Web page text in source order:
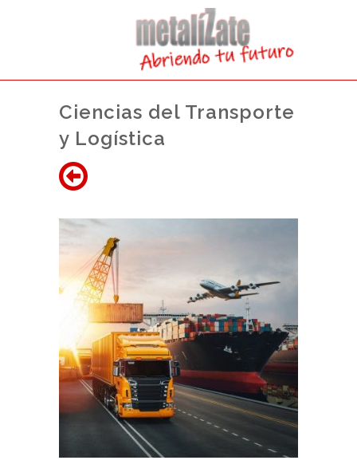
Ciencias del Transporte
y Logística